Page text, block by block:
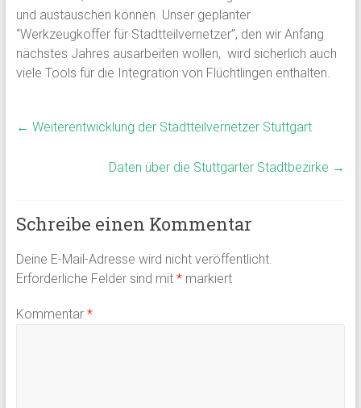
und austauschen können. Unser geplanter
“Werkzeugkoffer für Stadtteilvernetzer”, den wir Anfang
nächstes Jahres ausarbeiten wollen, wird sicherlich auch
viele Tools für die Integration von Flüchtlingen enthalten.
← Weiterentwicklung der Stadtteilvernetzer Stuttgart
Daten über die Stuttgarter Stadtbezirke →
Schreibe einen Kommentar
Deine E-Mail-Adresse wird nicht veröffentlicht.
Erforderliche Felder sind mit *markiert
Kommentar *